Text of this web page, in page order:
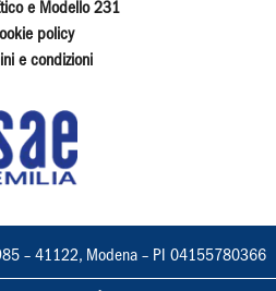
e Modello 231
policy
e condizioni
– 41122, Modena – PI 04155780366